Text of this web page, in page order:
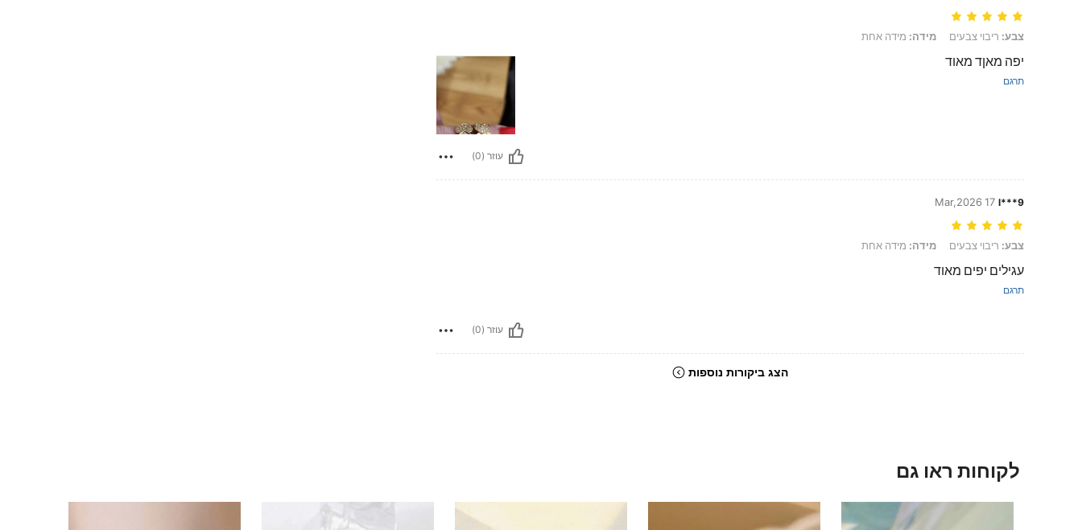
צבע: ריבוי צבעים, מידה: מידה אחת
צבע: ריבוי צבעים מידה: מידה אחת
יפה מאןד מאוד
תרגם
עוזר (0)
l***9
17 Mar,2026
צבע: ריבוי צבעים, מידה: מידה אחת
צבע: ריבוי צבעים מידה: מידה אחת
עגילים יפים מאוד
תרגם
עוזר (0)
הצג ביקורות נוספות
לקוחות ראו גם